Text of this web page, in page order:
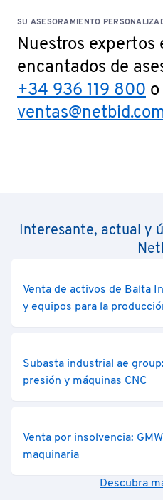
SU ASESORAMIENTO
Nuestros expertos
encantados de
+34 936 119 800
Interesante, actual y
Venta de activos de Balta
y equipos para la
Subasta industrial ae
presión y máquinas CNC
Venta por insolvencia:
maquinaria
Descubra